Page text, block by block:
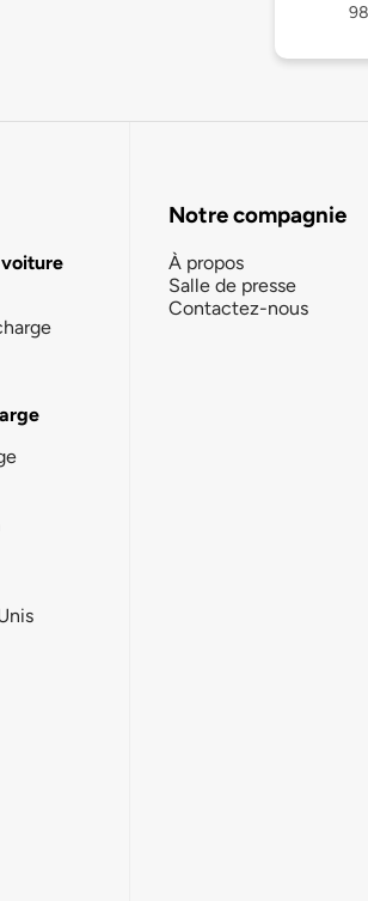
Notre compagnie
À propos
Salle de presse
Contactez-nous